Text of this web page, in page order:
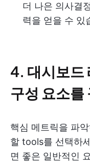
더 나은 의사결
력을 얻을 수 있
4. 대시보드
구성 요소를
핵심 메트릭을 파
할 tools를 선택하
면 좋은 일반적인